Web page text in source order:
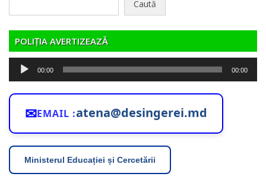
POLIȚIA AVERTIZEAZĂ
Player
audio
00:00 00:00
✉EMAIL :atena@desingerei.md
Ministerul Educației și Cercetării